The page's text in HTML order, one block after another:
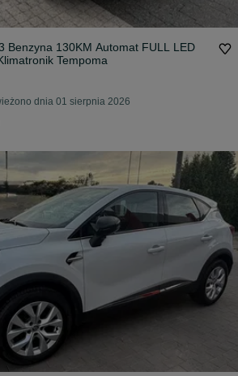
Benzyna 130KM Automat FULL LED
Tempoma
dnia 01 sierpnia 2026